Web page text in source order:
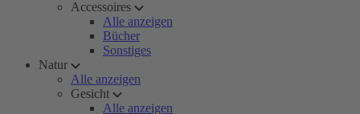
Accessoires
Alle anzeigen
Bücher
Sonstiges
Natur
Alle anzeigen
Gesicht
Alle anzeigen